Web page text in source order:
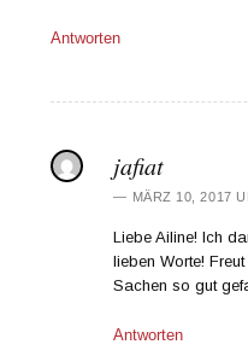
Antworten
jafiat
MÄRZ 10, 2017
Liebe Ailine! Ich
lieben Worte!
Sachen so gut
Antworten